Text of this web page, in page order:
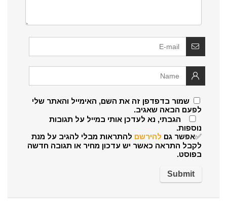
שמור בדפדפן זה את השם, האימייל והאתר שלי
לפעם הבאה שאגיב.
הגבתי, נא לעדכן אותי במייל על תגובות
נוספות.
✅אפשר גם להירשם להתראות מבלי להגיב על מנת
לקבל התראה כאשר יש עדכון מחיר או תגובה חדשה
בפוסט.